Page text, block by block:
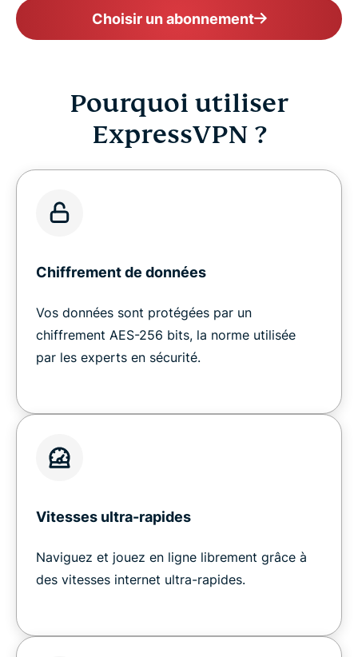
Choisir un abonnement
Pourquoi utiliser
ExpressVPN ?
Chiffrement de données
Vos données sont protégées par un
chiffrement AES-256 bits, la norme utilisée
par les experts en sécurité.
Vitesses ultra-rapides
Naviguez et jouez en ligne librement grâce à
des vitesses internet ultra-rapides.